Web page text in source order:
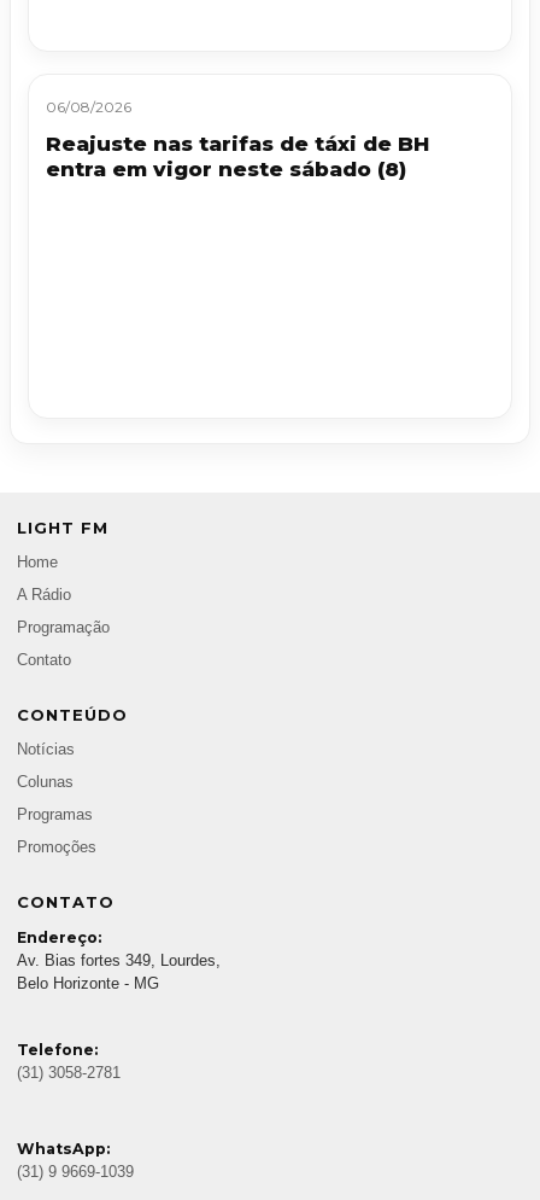
06/08/2026
Reajuste nas tarifas de táxi de BH
entra em vigor neste sábado (8)
LIGHT FM
Home
A Rádio
Programação
Contato
CONTEÚDO
Notícias
Colunas
Programas
Promoções
CONTATO
Endereço:
Av. Bias fortes 349, Lourdes,
Belo Horizonte - MG
Telefone:
(31) 3058-2781
WhatsApp:
(31) 9 9669-1039